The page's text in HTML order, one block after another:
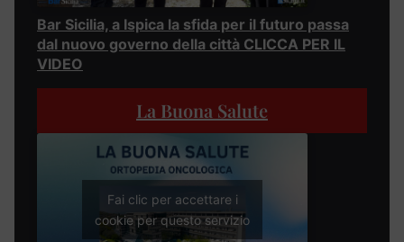
Bar Sicilia, a Ispica la sfida per il futuro passa
dal nuovo governo della città CLICCA PER IL
VIDEO
La Buona Salute
Fai clic per accettare i
cookie per questo servizio